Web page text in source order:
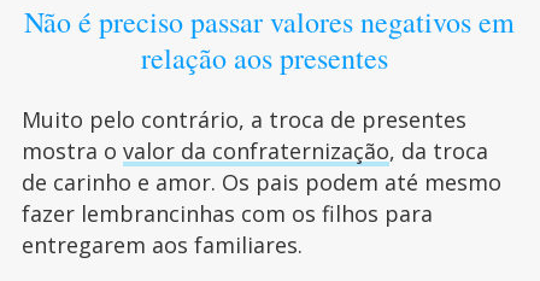
Não é preciso passar valores negativos em
relação aos presentes
Muito pelo contrário, a troca de presentes
mostra o valor da confraternização, da troca
de carinho e amor. Os pais podem até mesmo
fazer lembrancinhas com os filhos para
entregarem aos familiares.